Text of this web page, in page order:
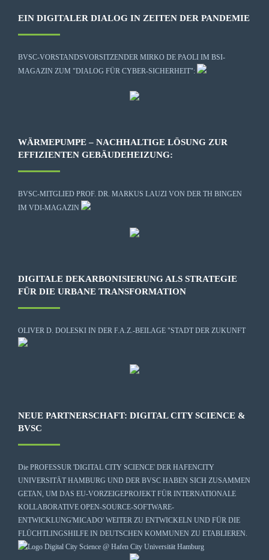
EIN DIGITALER DIALOG IN ZEITEN DER PANDEMIE
BVSC-VORSTANDSVORSITZENDER MIRKO DE PAOLI IM BSI-
MAGAZIN ZUM "DIALOG FÜR CYBER-SICHERHEIT":
WÄRMEPUMPE – NACHHALTIGE LÖSUNG ZUR
EFFIZIENTEN GEBÄUDEHEIZUNG:
BVSC-MITGLIED PROF. DR. MARKUS LAUZI VON DER TH BINGEN
IM VDI-MAGAZIN
DIGITALE DEKARBONISIERUNG ALS STRATEGIE
FÜR DIE URBANE TRANSFORMATION
OLIVER D. DOLESKI IN DER F.A.Z.-BEILAGE "STADT DER ZUKUNFT
NEUE PARTNERSCHAFT: DIGITAL CITY SCIENCE &
BVSC
Die PROFESSUR 'DIGITAL CITY SCIENCE' DER HAFENCITY
UNIVERSITÄT HAMBURG UND DER BVSC HABEN SICH ZUSAMMEN
GETAN, UM DAS EU-VORZEIGEPROJEKT FÜR INTERNATIONALE
KOLLABORATIVE OPEN-SOURCE-SOFTWARE-
ENTWICKLUNG'MICADO' WEITER ZU ENTWICKELN UND FÜR DIE
FLÜCHTLINGSHILFE IN DEUTSCHEN KOMMUNEN ZU ETABLIEREN.